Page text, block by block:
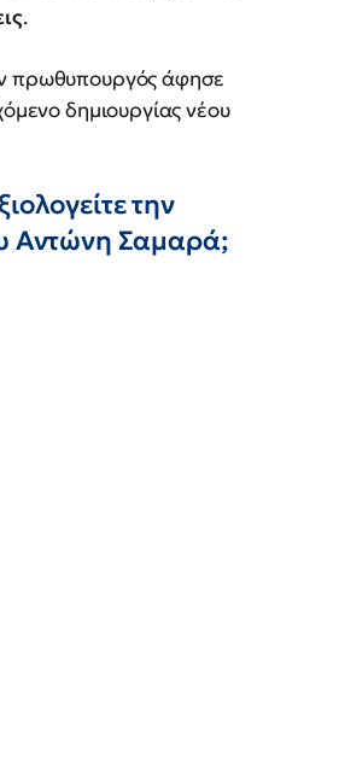
.
πρωθυπουργός άφησε
δημιουργίας νέου
την
Αντώνη Σαμαρά;